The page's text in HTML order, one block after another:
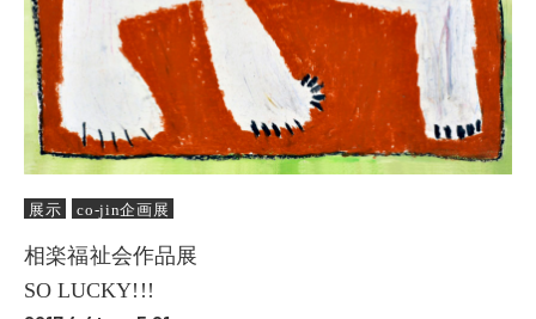
展示 co-jin企画展
相楽福祉会作品展
SO LUCKY!!!